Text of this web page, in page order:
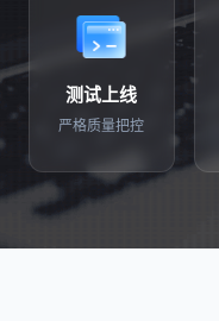
测试上线
严格质量把控